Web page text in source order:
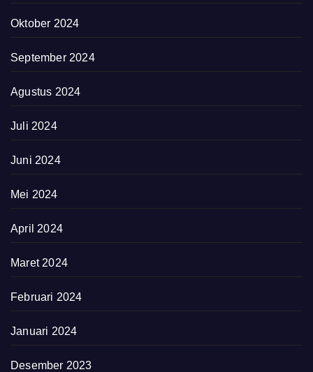
Oktober 2024
September 2024
Agustus 2024
Juli 2024
Juni 2024
Mei 2024
April 2024
Maret 2024
Februari 2024
Januari 2024
Desember 2023